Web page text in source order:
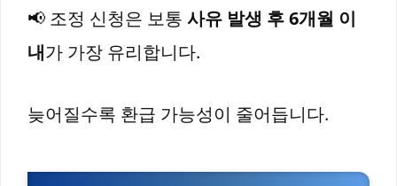
📢 조정 신청은 보통 사유 발생 후 6개월 이
내가 가장 유리합니다.
늦어질수록 환급 가능성이 줄어듭니다.